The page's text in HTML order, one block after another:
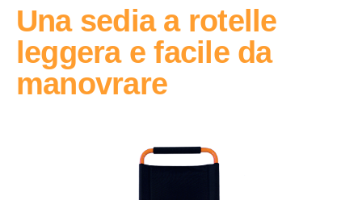
Una sedia a rotelle
leggera e facile da
manovrare